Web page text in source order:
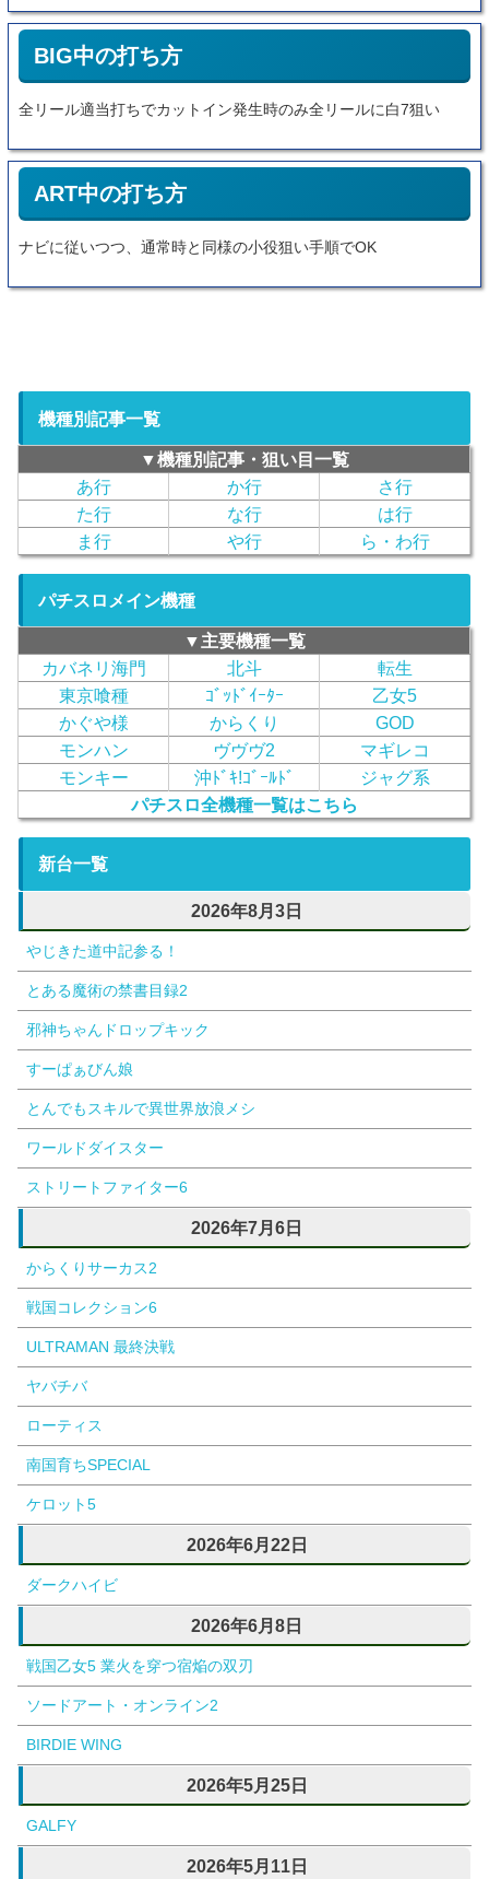
BIG中の打ち方
全リール適当打ちでカットイン発生時のみ全リールに白7狙い
ART中の打ち方
ナビに従いつつ、通常時と同様の小役狙い手順でOK
機種別記事一覧
▼機種別記事・狙い目一覧
あ行
か行
さ行
た行
な行
は行
ま行
や行 ら・わ行
パチスロメイン機種
▼主要機種一覧
カバネリ海門
北斗
転生
東京喰種
ｺﾞｯﾄﾞｲｰﾀｰ
乙女5
かぐや様
からくり
GOD
モンハン
ヴヴヴ2
マギレコ
モンキー
沖ﾄﾞｷ!ｺﾞｰﾙﾄﾞ
ジャグ系
パチスロ全機種一覧はこちら
新台一覧
2026年8月3日
やじきた道中記参る！
とある魔術の禁書目録2
邪神ちゃんドロップキック
すーぱぁびん娘
とんでもスキルで異世界放浪メシ
ワールドダイスター
ストリートファイター6
2026年7月6日
からくりサーカス2
戦国コレクション6
ULTRAMAN 最終決戦
ヤバチバ
ローティス
南国育ちSPECIAL
ケロット5
2026年6月22日
ダークハイビ
2026年6月8日
戦国乙女5 業火を穿つ宿焔の双刃
ソードアート・オンライン2
BIRDIE WING
2026年5月25日
GALFY
2026年5月11日